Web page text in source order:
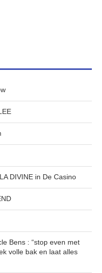
DIVINE in De Casino
Bens : “stop even met
volle bak en laat alles